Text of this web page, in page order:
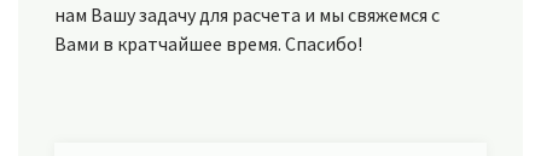
нам Вашу задачу для расчета и мы свяжемся с
Вами в кратчайшее время. Спасибо!